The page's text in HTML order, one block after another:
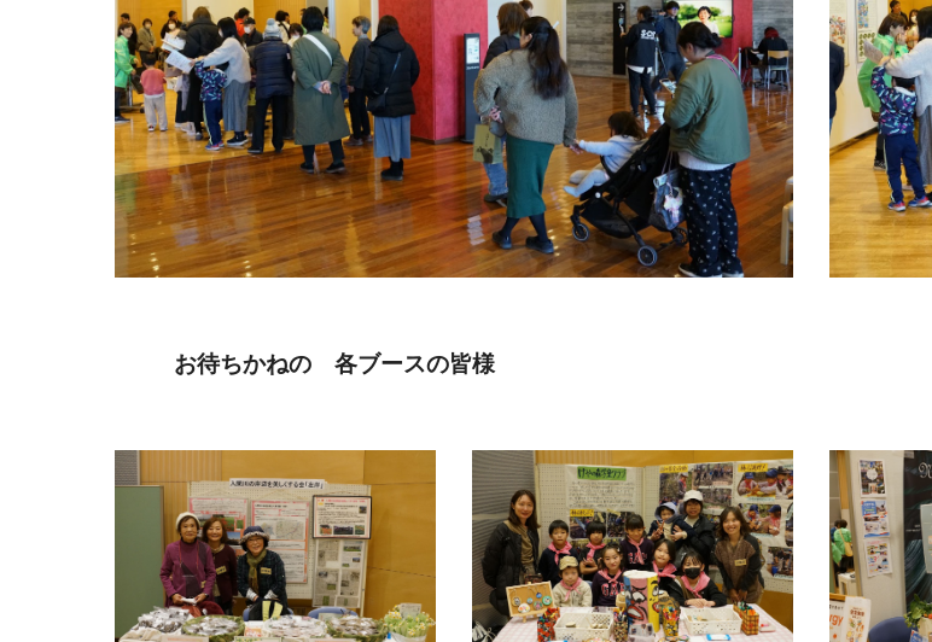
お待ちかねの 各ブースの皆様